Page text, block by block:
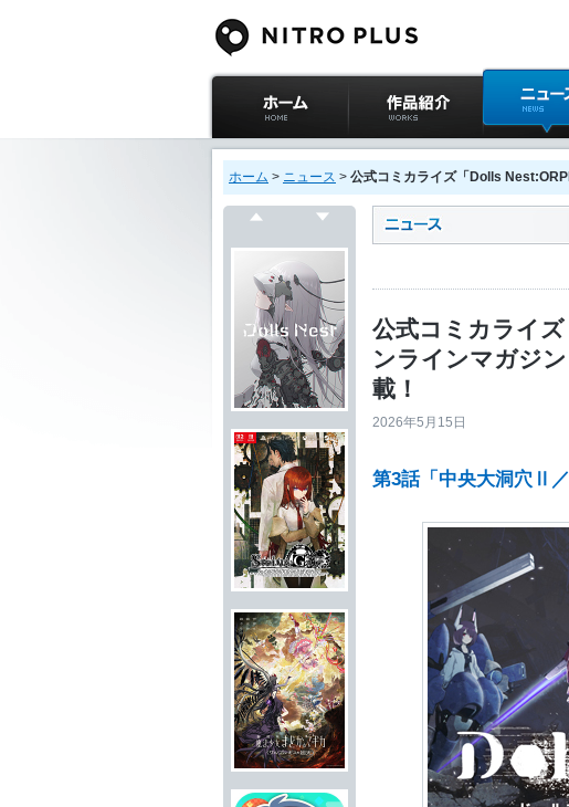
ニトロプラス公式
サイト ホーム
作品紹介 ニュース
ホーム > ニュース > 公式コミカライズ「Dolls
公式コミカライ
ンラインマガジ
載！
2026年5月15日
第3話「中央大洞穴Ⅱ／